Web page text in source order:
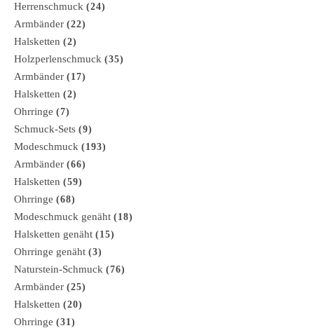
Herrenschmuck (24)
Armbänder (22)
Halsketten (2)
Holzperlenschmuck (35)
Armbänder (17)
Halsketten (2)
Ohrringe (7)
Schmuck-Sets (9)
Modeschmuck (193)
Armbänder (66)
Halsketten (59)
Ohrringe (68)
Modeschmuck genäht (18)
Halsketten genäht (15)
Ohrringe genäht (3)
Naturstein-Schmuck (76)
Armbänder (25)
Halsketten (20)
Ohrringe (31)